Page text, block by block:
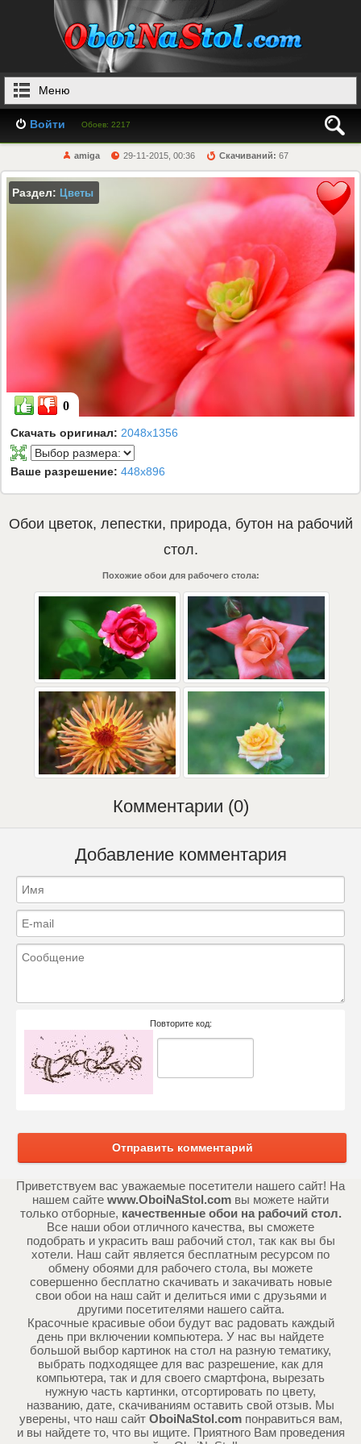
Меню
Войти Обоев: 2217
amiga 29-11-2015, 00:36 Скачиваний: 67
Раздел: Цветы
0
Скачать оригинал: 2048x1356
Ваше разрешение: 448x896
Обои цветок, лепестки, природа, бутон на рабочий
стол.
Похожие обои для рабочего стола:
Комментарии (0)
Добавление комментария
Повторите код:
Отправить комментарий
Приветствуем вас уважаемые посетители нашего сайт! На
нашем сайте www.OboiNaStol.com вы можете найти
только отборные, качественные обои на рабочий стол.
Все наши обои отличного качества, вы сможете
подобрать и украсить ваш рабочий стол, так как вы бы
хотели. Наш сайт является бесплатным ресурсом по
обмену обоями для рабочего стола, вы можете
совершенно бесплатно скачивать и закачивать новые
свои обои на наш сайт и делиться ими с друзьями и
другими посетителями нашего сайта.
Красочные красивые обои будут вас радовать каждый
день при включении компьютера. У нас вы найдете
большой выбор картинок на стол на разную тематику,
выбрать подходящее для вас разрешение, как для
компьютера, так и для своего смартфона, вырезать
нужную часть картинки, отсортировать по цвету,
названию, дате, скачиваниям оставить свой отзыв. Мы
уверены, что наш сайт OboiNaStol.comпонравиться вам,
и вы найдете то, что вы ищите. Приятного Вам проведения